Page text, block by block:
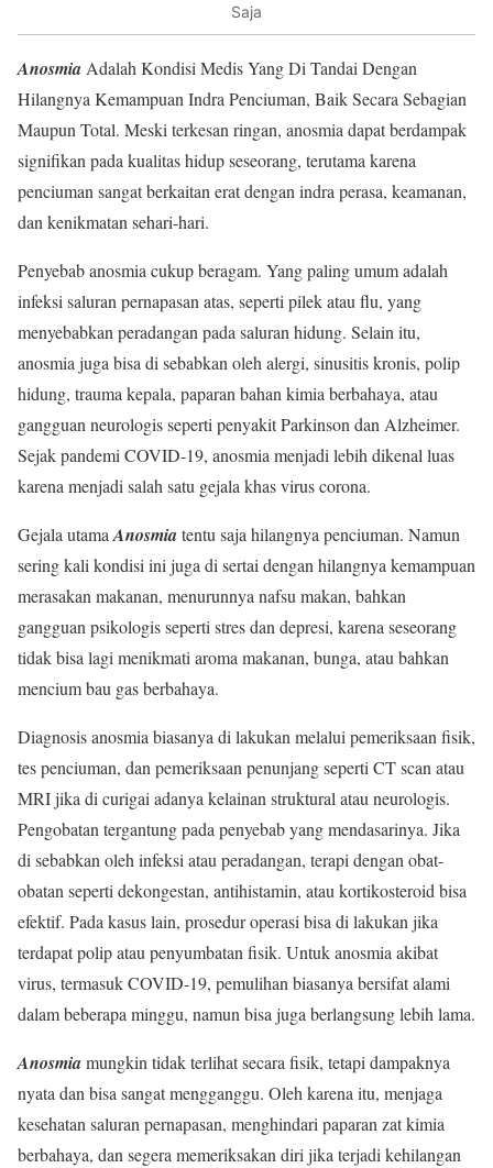
Saja
Anosmia Adalah Kondisi Medis Yang Di Tandai Dengan
Hilangnya Kemampuan Indra Penciuman, Baik Secara Sebagian
Maupun Total. Meski terkesan ringan, anosmia dapat berdampak
signifikan pada kualitas hidup seseorang, terutama karena
penciuman sangat berkaitan erat dengan indra perasa, keamanan,
dan kenikmatan sehari-hari.
Penyebab anosmia cukup beragam. Yang paling umum adalah
infeksi saluran pernapasan atas, seperti pilek atau flu, yang
menyebabkan peradangan pada saluran hidung. Selain itu,
anosmia juga bisa di sebabkan oleh alergi, sinusitis kronis, polip
hidung, trauma kepala, paparan bahan kimia berbahaya, atau
gangguan neurologis seperti penyakit Parkinson dan Alzheimer.
Sejak pandemi COVID-19, anosmia menjadi lebih dikenal luas
karena menjadi salah satu gejala khas virus corona.
Gejala utama Anosmiatentu saja hilangnya penciuman. Namun
sering kali kondisi ini juga di sertai dengan hilangnya kemampuan
merasakan makanan, menurunnya nafsu makan, bahkan
gangguan psikologis seperti stres dan depresi, karena seseorang
tidak bisa lagi menikmati aroma makanan, bunga, atau bahkan
mencium bau gas berbahaya.
Diagnosis anosmia biasanya di lakukan melalui pemeriksaan fisik,
tes penciuman, dan pemeriksaan penunjang seperti CT scan atau
MRI jika di curigai adanya kelainan struktural atau neurologis.
Pengobatan tergantung pada penyebab yang mendasarinya. Jika
di sebabkan oleh infeksi atau peradangan, terapi dengan obat-
obatan seperti dekongestan, antihistamin, atau kortikosteroid bisa
efektif. Pada kasus lain, prosedur operasi bisa di lakukan jika
terdapat polip atau penyumbatan fisik. Untuk anosmia akibat
virus, termasuk COVID-19, pemulihan biasanya bersifat alami
dalam beberapa minggu, namun bisa juga berlangsung lebih lama.
Anosmiamungkin tidak terlihat secara fisik, tetapi dampaknya
nyata dan bisa sangat mengganggu. Oleh karena itu, menjaga
kesehatan saluran pernapasan, menghindari paparan zat kimia
berbahaya, dan segera memeriksakan diri jika terjadi kehilangan